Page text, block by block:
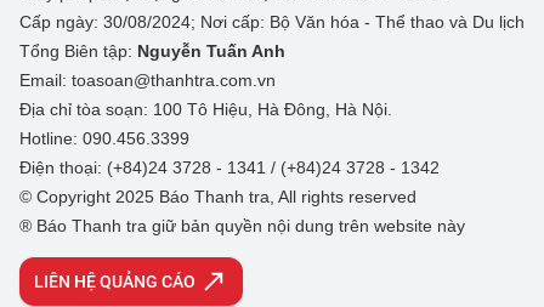
Cấp ngày: 30/08/2024; Nơi cấp: Bộ Văn hóa - Thể thao và Du lịch
Tổng Biên tập: Nguyễn Tuấn Anh
Email: toasoan@thanhtra.com.vn
Địa chỉ tòa soạn: 100 Tô Hiệu, Hà Đông, Hà Nội.
Hotline: 090.456.3399
Điện thoại: (+84)24 3728 - 1341 / (+84)24 3728 - 1342
© Copyright 2025 Báo Thanh tra, All rights reserved
® Báo Thanh tra giữ bản quyền nội dung trên website này
LIÊN HỆ QUẢNG CÁO